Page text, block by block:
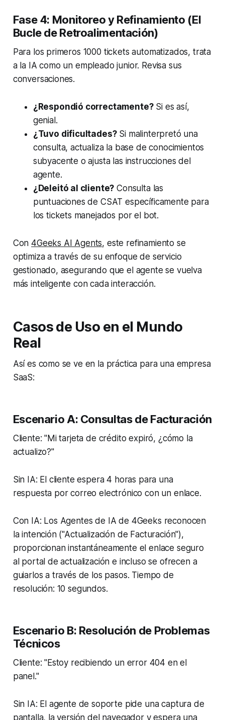
Fase 4: Monitoreo y Refinamiento (El
Bucle de Retroalimentación)
Para los primeros 1000 tickets automatizados, trata
a la IA como un empleado junior. Revisa sus
conversaciones.
¿Respondió correctamente?Si es así,
genial.
¿Tuvo dificultades?Si malinterpretó una
consulta, actualiza la base de conocimientos
subyacente o ajusta las instrucciones del
agente.
¿Deleitó al cliente? Consulta las
puntuaciones de CSAT específicamente para
los tickets manejados por el bot.
Con4Geeks AI Agents, este refinamiento se
optimiza a través de su enfoque de servicio
gestionado, asegurando que el agente se vuelva
más inteligente con cada interacción.
Casos de Uso en el Mundo
Real
Así es como se ve en la práctica para una empresa
SaaS:
Escenario A: Consultas de Facturación
Cliente: "Mi tarjeta de crédito expiró, ¿cómo la
actualizo?"
Sin IA: El cliente espera 4 horas para una
respuesta por correo electrónico con un enlace.
Con IA: Los Agentes de IA de 4Geeks reconocen
la intención ("Actualización de Facturación"),
proporcionan instantáneamente el enlace seguro
al portal de actualización e incluso se ofrecen a
guiarlos a través de los pasos. Tiempo de
resolución: 10 segundos.
Escenario B: Resolución de Problemas
Técnicos
Cliente: "Estoy recibiendo un error 404 en el
panel."
Sin IA: El agente de soporte pide una captura de
pantalla, la versión del navegador y espera una